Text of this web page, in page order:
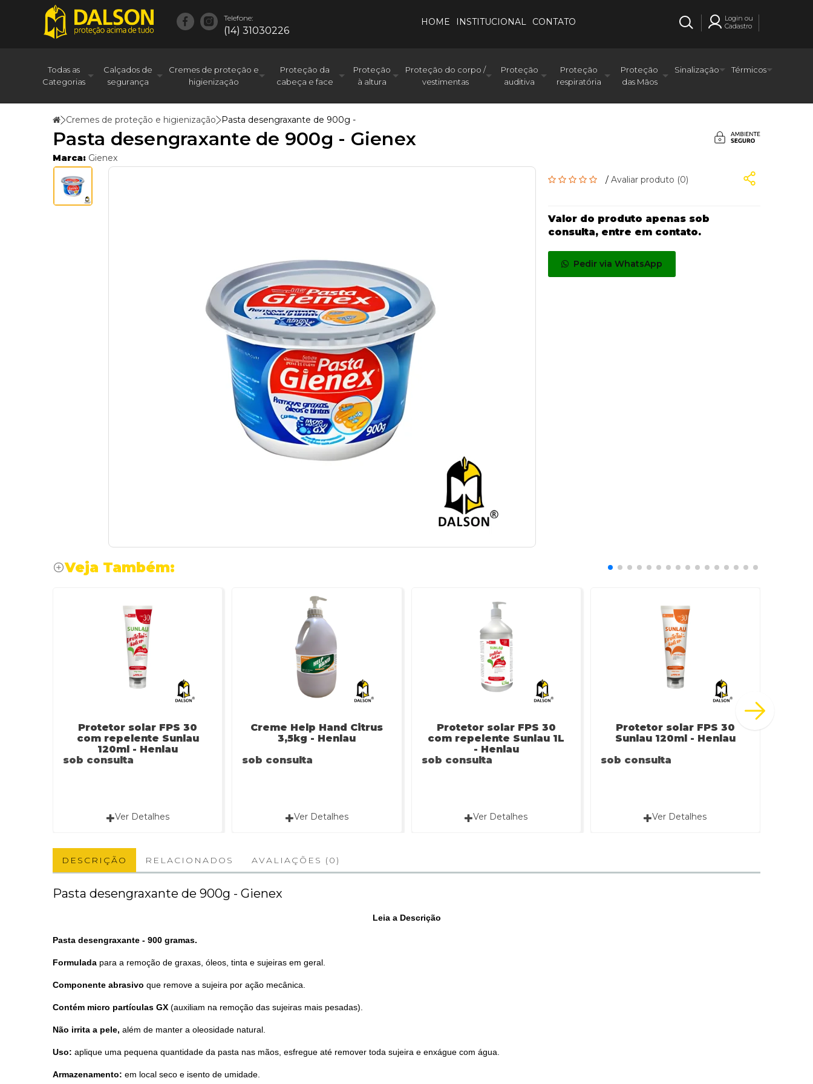
Telefone:
(14) 31030226
HOME INSTITUCIONAL CONTATO
Login ou
Cadastro
Todas as
Categorias
Calçados de
segurança
Cremes de proteção e
higienização
Proteção da
cabeça e face
Proteção
à altura
Proteção do corpo /
vestimentas
Proteção
auditiva
Proteção
respiratória
Proteção
das Mãos
Sinalização Térmicos
Cremes de proteção e higienização Pasta desengraxante de 900g -
Pasta desengraxante de 900g - Gienex
Marca: Gienex
/ Avaliar produto (0)
Valor do produto apenas sob
consulta, entre em contato.
Pedir via WhatsApp
Veja Também:
Protetor solar FPS 30
com repelente Sunlau
120ml - Henlau
sob consulta
Ver Detalhes
Creme Help Hand Citrus
3,5kg - Henlau
sob consulta
Ver Detalhes
Protetor solar FPS 30
com repelente Sunlau 1L
- Henlau
sob consulta
Ver Detalhes
Protetor solar FPS 30
Sunlau 120ml - Henlau
sob consulta
Ver Detalhes
DESCRIÇÃO RELACIONADOS AVALIAÇÕES (0)
Pasta desengraxante de 900g - Gienex
Leia a Descrição
Pasta desengraxante - 900 gramas.
Formulada para a remoção de graxas, óleos, tinta e sujeiras em geral.
Componente abrasivo que remove a sujeira por ação mecânica.
Contém micro partículas GX (auxiliam na remoção das sujeiras mais pesadas).
Não irrita a pele, além de manter a oleosidade natural.
Uso: aplique uma pequena quantidade da pasta nas mãos, esfregue até remover toda sujeira e enxágue com água.
Armazenamento: em local seco e isento de umidade.